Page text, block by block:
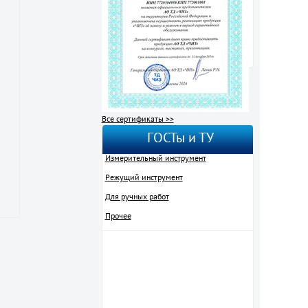
Все сертификаты >>
ГОСТы и ТУ
Измерительный инструмент
Режущий инструмент
Для ручных работ
Прочее